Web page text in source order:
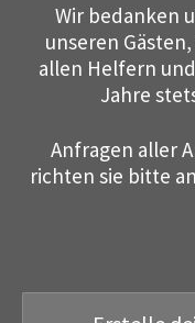
Wir bedanken
unseren
allen Helfern
Jahre
Anfragen aller
richten sie bitte